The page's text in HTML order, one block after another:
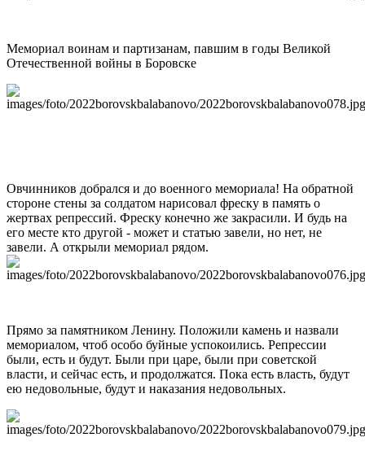
Мемориал воинам и партизанам, павшим в годы Великой
Отечественной войны в Боровске
Овчинников добрался и до военного мемориала! На обратной
стороне стены за солдатом нарисовал фреску в память о
жертвах репрессий. Фреску конечно же закрасили. И будь на
его месте кто другой - может и статью завели, но нет, не
завели. А открыли мемориал рядом.
Прямо за памятником Ленину. Положили камень и назвали
мемориалом, чтоб особо буйные успокоились. Репрессии
были, есть и будут. Были при царе, были при советской
власти, и сейчас есть, и продолжатся. Пока есть власть, будут
ею недовольные, будут и наказания недовольных.